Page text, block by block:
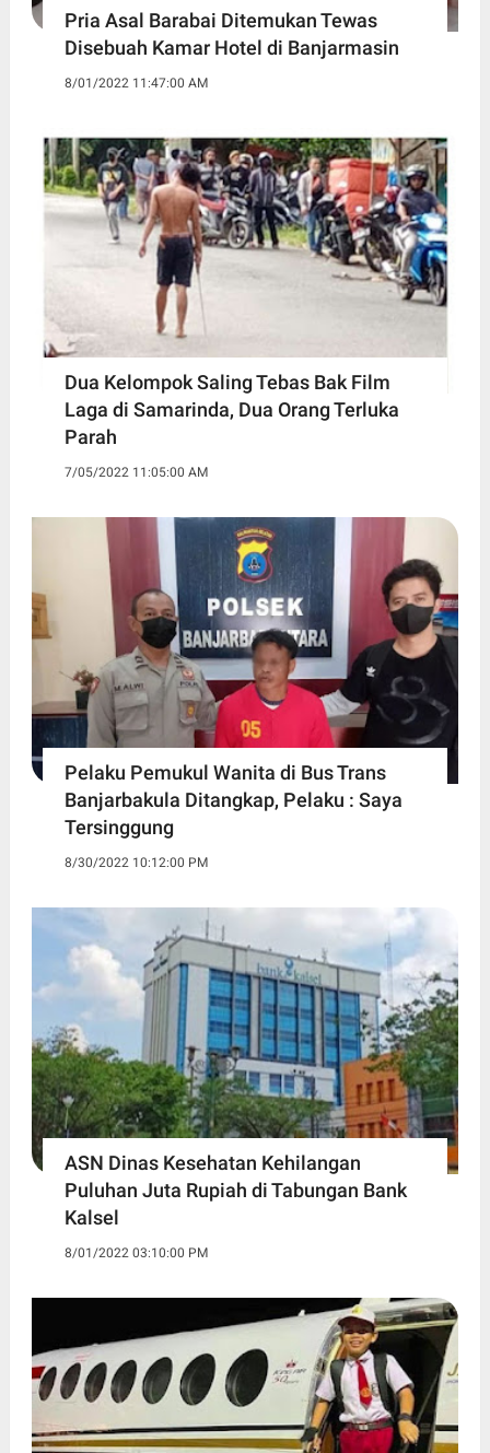
Pria Asal Barabai Ditemukan Tewas
Disebuah Kamar Hotel di Banjarmasin
8/01/2022 11:47:00 AM
Dua Kelompok Saling Tebas Bak Film
Laga di Samarinda, Dua Orang Terluka
Parah
7/05/2022 11:05:00 AM
Pelaku Pemukul Wanita di Bus Trans
Banjarbakula Ditangkap, Pelaku : Saya
Tersinggung
8/30/2022 10:12:00 PM
ASN Dinas Kesehatan Kehilangan
Puluhan Juta Rupiah di Tabungan Bank
Kalsel
8/01/2022 03:10:00 PM